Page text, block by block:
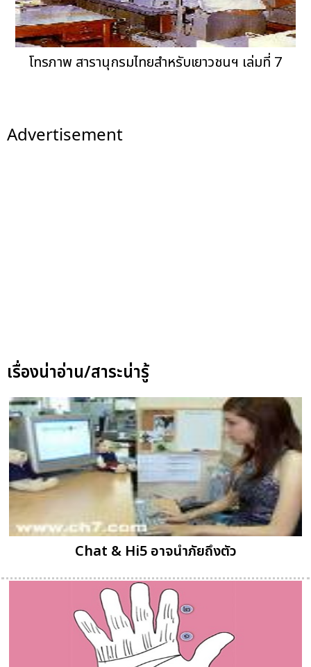
โทรภาพ สารานุกรมไทยสำหรับเยาวชนฯ เล่มที่ 7
Advertisement
เรื่องน่าอ่าน/สาระน่ารู้
Chat & Hi5 อาจนำภัยถึงตัว